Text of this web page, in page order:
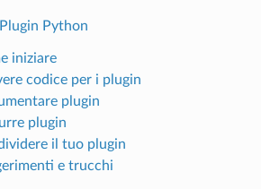
Python
iniziare
codice per i plugin
plugin
plugin
il tuo plugin
e trucchi